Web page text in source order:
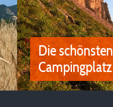
Haben Sie
Campingplätze
Die
Campingplatz